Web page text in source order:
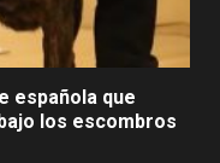
española que
los escombros